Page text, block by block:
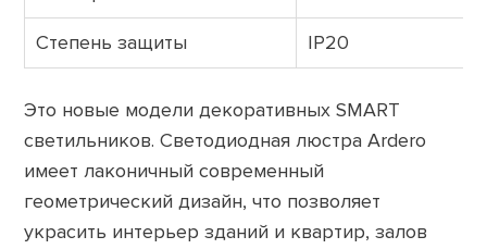
Степень защиты IP20
Это новые модели декоративных SMART
светильников. Светодиодная люстра Ardero
имеет лаконичный современный
геометрический дизайн, что позволяет
украсить интерьер зданий и квартир, залов